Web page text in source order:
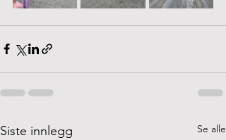
Siste innlegg Se alle